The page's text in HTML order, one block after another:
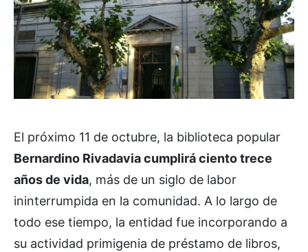
El próximo 11 de octubre, la biblioteca popular
Bernardino Rivadavia cumplirá ciento trece
años de vida, más de un siglo de labor
ininterrumpida en la comunidad. A lo largo de
todo ese tiempo, la entidad fue incorporando a
su actividad primigenia de préstamo de libros,